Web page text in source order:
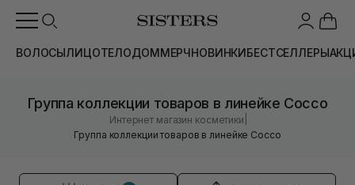
ВОЛОСЫЛИЦОТЕЛОДОММЕРЧНОВИНКИБЕСТСЕЛЛЕРЫ
Группа коллекции товаров в линейке Cocco
Интернет магазин косметики
Группа коллекции товаров в линейке Cocco